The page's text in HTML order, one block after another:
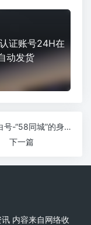
证账号24H在
动发货
58同城白号-“58同城”的身份认证显示已通过认证怎么办？
下一篇
内容来自网络收